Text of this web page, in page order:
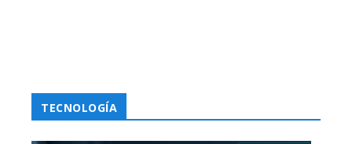
TECNOLOGÍA